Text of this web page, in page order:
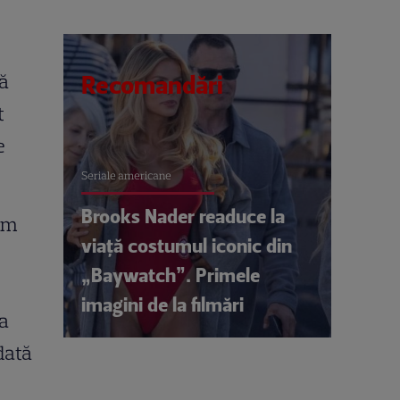
Recomandări
Seriale americane
Brooks Nader readuce la
viață costumul iconic din
„Baywatch”. Primele
imagini de la filmări